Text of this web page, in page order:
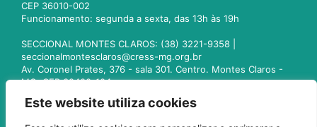
Este website utiliza cookies
CEP 36010-002
Funcionamento: segunda a sexta, das 13h às 19h
SECCIONAL MONTES CLAROS: (38) 3221-9358 |
seccionalmontesclaros@cress-mg.org.br
Av. Coronel Prates, 376 - sala 301. Centro. Montes Claros -
MG. CEP 39400-104